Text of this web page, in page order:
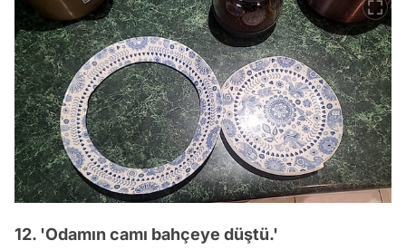
12. 'Odamın camı bahçeye düştü.'